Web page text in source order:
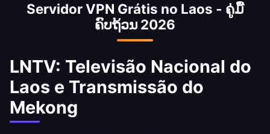
fornece privacidade essencial para residentes
e visitantes acessarem a internet sem censura.
Servidor VPN Grátis no Laos - ຄູ່ມື້
ຄົບຖ້ວນ 2026
LNTV: Televisão Nacional do
Laos e Transmissão do
Mekong